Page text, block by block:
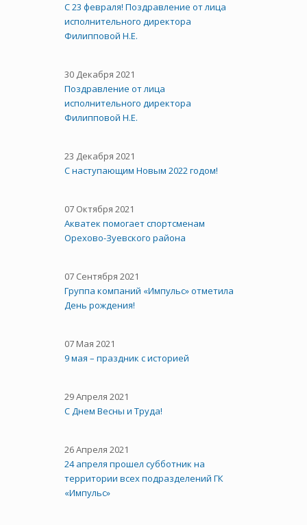
С 23 февраля! Поздравление от лица
исполнительного директора
Филипповой Н.Е.
30 Декабря 2021
Поздравление от лица
исполнительного директора
Филипповой Н.Е.
23 Декабря 2021
С наступающим Новым 2022 годом!
07 Октября 2021
Акватек помогает спортсменам
Орехово-Зуевского района
07 Сентября 2021
Группа компаний «Импульс» отметила
День рождения!
07 Мая 2021
9 мая – праздник с историей
29 Апреля 2021
C Днем Весны и Труда!
26 Апреля 2021
24 апреля прошел субботник на
территории всех подразделений ГК
«Импульс»